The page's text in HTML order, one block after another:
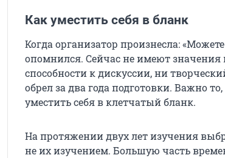
Как уместить себя в бланк
Когда организатор произнесла:
опомнился. Сейчас не имеют значения
способности к дискуссии, ни
обрел за два года подготовки. Важно
уместить себя в клетчатый бланк.
На протяжении двух лет изучения
не их изучением. Большую часть